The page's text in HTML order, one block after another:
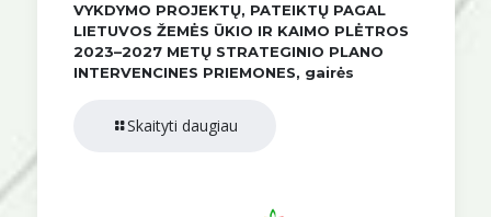
VYKDYMO PROJEKTŲ, PATEIKTŲ PAGAL
LIETUVOS ŽEMĖS ŪKIO IR KAIMO PLĖTROS
2023–2027 METŲ STRATEGINIO PLANO
INTERVENCINES PRIEMONES, gairės
Skaityti daugiau